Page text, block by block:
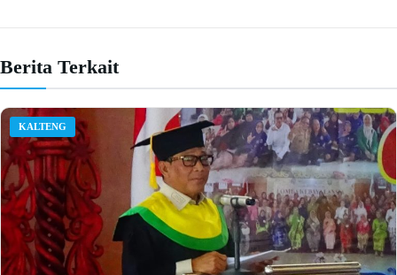
Berita Terkait
KALTENG